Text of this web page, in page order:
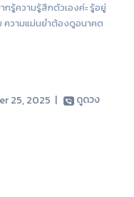
กรู้ความรู้สึกตัวเองค่ะ รู้อยู่
ความแม่นยำต้องดูอนาคต
25, 2025 |
ดูดวง